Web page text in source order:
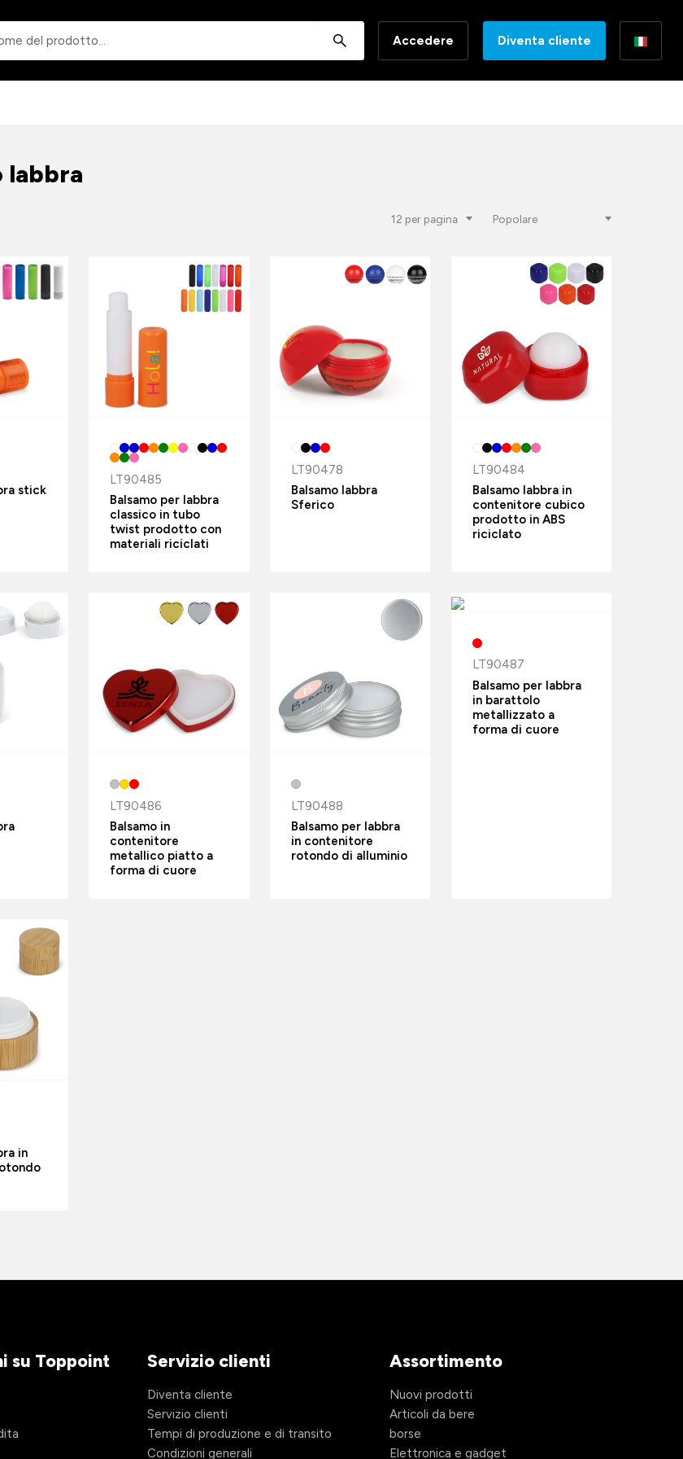
Accedere Diventa cliente
labbra
stick
LT90485
Balsamo per labbra
classico in tubo
twist prodotto con
materiali riciclati
LT90478
Balsamo labbra
Sferico
LT90484
Balsamo labbra in
contenitore cubico
prodotto in ABS
riciclato
LT90486
Balsamo in
contenitore
metallico piatto a
forma di cuore
LT90488
Balsamo per labbra
in contenitore
rotondo di alluminio
LT90487
Balsamo per labbra
in barattolo
metallizzato a
forma di cuore
in
su Toppoint Servizio clienti
Diventa cliente
Servizio clienti
Tempi di produzione e di transito
Condizioni generali
Assortimento
Nuovi prodotti
Articoli da bere
borse
Elettronica e gadget